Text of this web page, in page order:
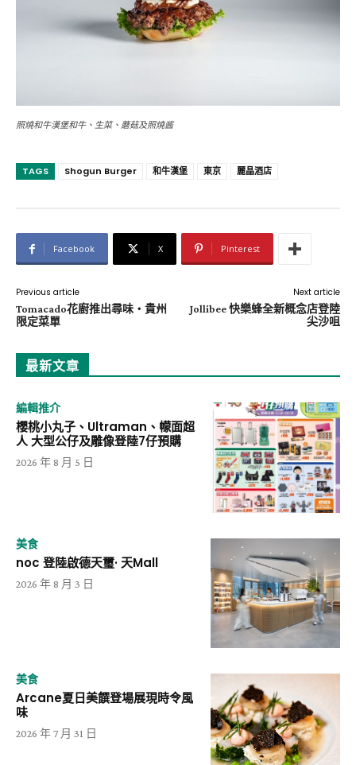
照燒和牛漢堡和牛、生菜、蘑菇及照燒酱
TAGS Shogun Burger 和牛漢堡 東京 麗晶酒店
Facebook X Pinterest
Previous article
Tomacado花廚推出尋味・貴州
限定菜單
Next article
Jollibee 快樂蜂全新概念店登陸
尖沙咀
最新文章
編輯推介
櫻桃小丸子、Ultraman、幪面超
人 大型公仔及雕像登陸7仔預購
2026 年 8 月 5 日
美食
noc 登陸啟德天璽· 天Mall
2026 年 8 月 3 日
美食
Arcane夏日美饌登場展現時令風
味
2026 年 7 月 31 日